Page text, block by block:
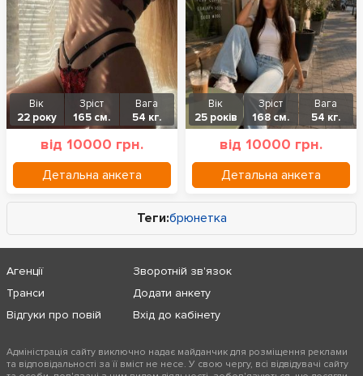
Вік
22 року
Зріст
165 см.
Вага
54 кг.
від 10000 грн.
Детальна анкета
Вік
25 років
Зріст
168 см.
Вага
54 кг.
від 10000 грн.
Детальна анкета
Теги:брюнетка
Агенції
Транси
Відгуки про повій
Зворотній зв'язок
Додати анкету
Вхід до кабінету
Адміністрація сайту виключно надає майданчик для розміщення реклами
та відповідальності за її вміст не несе. У свою чергу, всі відвідувачі сайту